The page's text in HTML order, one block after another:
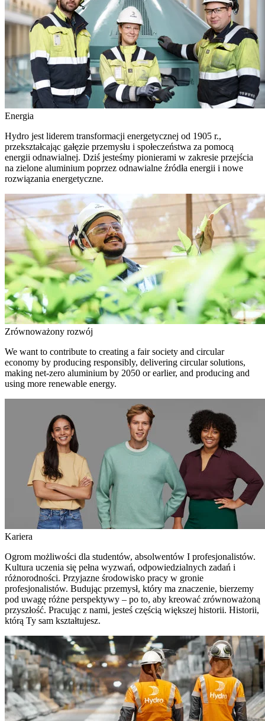
Energia
Hydro jest liderem transformacji energetycznej od 1905 r.,
przekształcając gałęzie przemysłu i społeczeństwa za pomocą
energii odnawialnej. Dziś jesteśmy pionierami w zakresie przejścia
na zielone aluminium poprzez odnawialne źródła energii i nowe
rozwiązania energetyczne.
Zrównoważony rozwój
We want to contribute to creating a fair society and circular
economy by producing responsibly, delivering circular solutions,
making net-zero aluminium by 2050 or earlier, and producing and
using more renewable energy.
Kariera
Ogrom możliwości dla studentów, absolwentów I profesjonalistów.
Kultura uczenia się pełna wyzwań, odpowiedzialnych zadań i
różnorodności. Przyjazne środowisko pracy w gronie
profesjonalistów. Budując przemysł, który ma znaczenie, bierzemy
pod uwagę różne perspektywy – po to, aby kreować zrównoważoną
przyszłość. Pracując z nami, jesteś częścią większej historii. Historii,
którą Ty sam kształtujesz.